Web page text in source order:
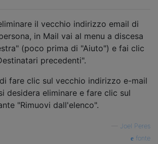
il vecchio indirizzo email di
in Mail vai al menu a discesa
(poco prima di "Aiuto") e fai clic
precedenti".
fare clic sul vecchio indirizzo e-mail
desidera eliminare e fare clic sul
"Rimuovi dall'elenco".
Joel Peres
fonte